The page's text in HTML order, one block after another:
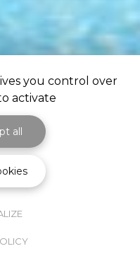
you control over
activate
all